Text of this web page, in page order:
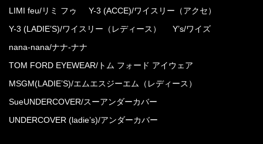
LIMI feu/リミ フゥ Y-3 (ACCE)/ワイスリー（アクセ）
Y-3 (LADIE’S)/ワイスリー（レディース） Y’s/ワイズ
nana-nana/ナナ-ナナ
TOM FORD EYEWEAR/トム フォード アイウェア
MSGM(LADIE’S)/エムエスジーエム（レディース）
SueUNDERCOVER/スーアンダーカバー
UNDERCOVER (ladie’s)/アンダーカバー